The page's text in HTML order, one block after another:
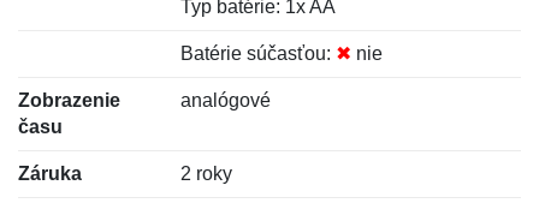
Typ batérie: 1x AA
Batérie súčasťou: ✖ nie
Zobrazenie
času
analógové
Záruka 2 roky